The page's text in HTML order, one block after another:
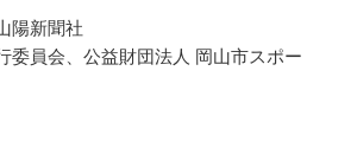
陽新聞社
委員会、公益財団法人 岡山市スポー